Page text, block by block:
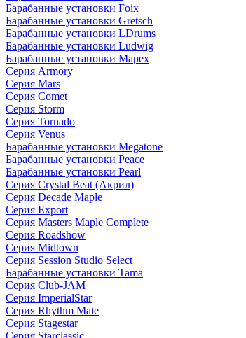
Барабанные установки Foix
Барабанные установки Gretsch
Барабанные установки LDrums
Барабанные установки Ludwig
Барабанные установки Mapex
Серия Armory
Серия Mars
Серия Comet
Серия Storm
Серия Tornado
Серия Venus
Барабанные установки Megatone
Барабанные установки Peace
Барабанные установки Pearl
Серия Crystal Beat (Акрил)
Серия Decade Maple
Серия Export
Серия Masters Maple Complete
Серия Roadshow
Серия Midtown
Серия Session Studio Select
Барабанные установки Tama
Серия Club-JAM
Серия ImperialStar
Серия Rhythm Mate
Серия Stagestar
Серия Starclassic